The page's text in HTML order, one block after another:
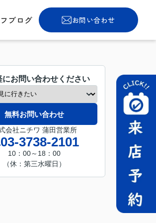
ブログ お問い合わせ
にお問い合わせください
無料お問い合わせ
会社ニチワ 蒲田営業所
03-3738-2101
10：00～18：00
（休：第三水曜日）